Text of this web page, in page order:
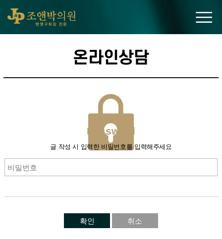
온라인상담
PAssword
글 작성 시 입력한 비밀번호를 입력해주세요
확인 취소